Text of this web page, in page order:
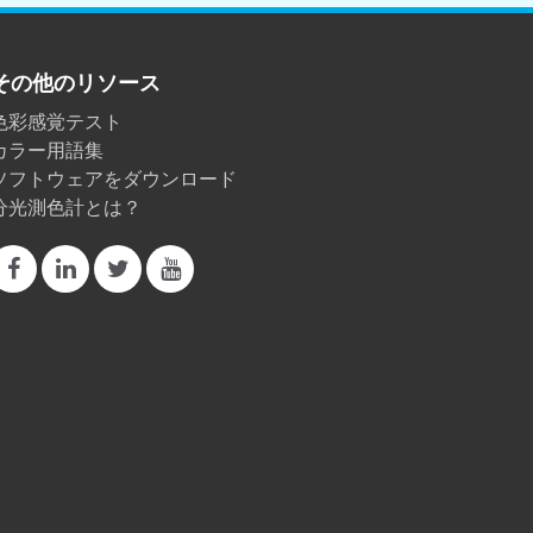
の他のリソース
彩感覚テスト
ラー用語集
フトウェアをダウンロード
光測色計とは？